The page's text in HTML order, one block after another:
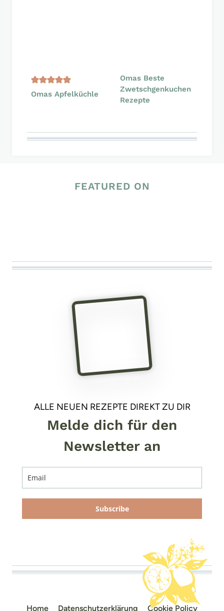
Omas Apfelküchle
Omas Beste
Zwetschgenkuchen
Rezepte
FEATURED ON
ALLE NEUEN REZEPTE DIREKT ZU DIR
Melde dich für den
Newsletter an
Subscribe
Home Datenschutzerklärung Cookie Policy